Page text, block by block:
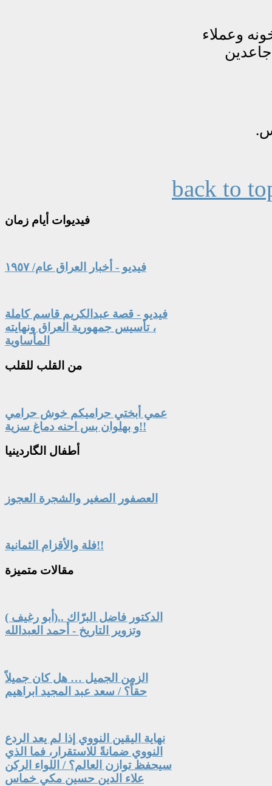
back to
فيديوات أيام زمان
فيديو - أخبار العراق عام/ ١٩٥٧
فيديو - قصة عبدالكريم قاسم كاملة
، تأسيس جمهورية العراق ونهايته
المأساوية
من القلب للقلب
عمي أبختي حراميكم خوش حرامي
و بهلوان بس احنه دماغ سزية!!
أطفال الگاردينيا
العصفور الصغير والشجرة العجوز
فلة والأقزام الثمانية!!
مقالات متميزة
الدكتور فاضل البرّاك ..(أبو رغيف )
وتزوير التاريخ - أحمد العبدالله
الزمن الجميل … هل كان جميلاً
حقاً؟ / سعد عبد المجيد ابراهيم
نهاية اليقين النووي إذا لم يعد الردع
النووي ضمانةً للاستقرار، فما الذي
سيحفظ توازن العالم؟ / اللواء الركن
علاء الدين حسين مكي خماس